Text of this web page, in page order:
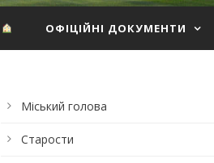
ОФІЦІЙНІ ДОКУМЕНТИ
Міський голова
Старости